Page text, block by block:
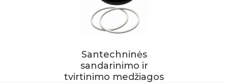
Santechninės
sandarinimo ir
tvirtinimo medžiagos